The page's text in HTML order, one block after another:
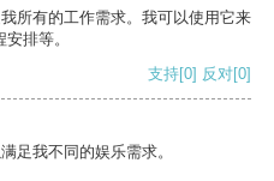
所有的工作需求。我可以使用它来
排等。
支持[0] 反对[0]
足我不同的娱乐需求。